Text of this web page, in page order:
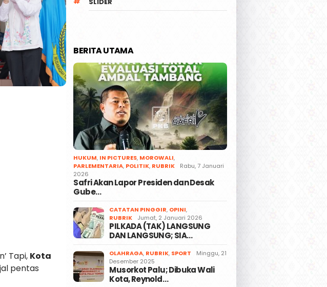
Tapi, Kota
pentas
BERITA UTAMA
HUKUM, IN PICTURES, MOROWALI,
PARLEMENTARIA, POLITIK, RUBRIK
Rabu, 7 Januari
2026
Safri Akan Lapor Presiden dan Desak
Gube…
CATATAN PINGGIR, OPINI,
RUBRIK
Jumat, 2 Januari 2026
PILKADA (TAK) LANGSUNG
DAN LANGSUNG; SIA…
OLAHRAGA, RUBRIK, SPORT
Minggu, 21
Desember 2025
Musorkot Palu; Dibuka Wali
Kota, Reynold…